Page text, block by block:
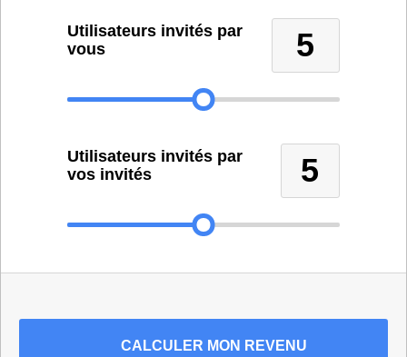
Utilisateurs invités par
vous
5
Utilisateurs invités par
vos invités
5
CALCULER MON REVENU